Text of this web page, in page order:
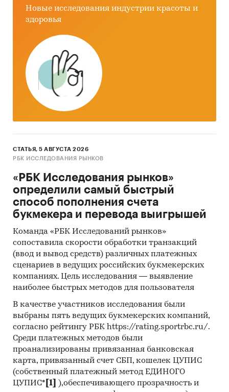
Новые исследования индустрии красоты и
здоровья
СТАТЬЯ, 5 АВГУСТА 2026
РБК ИССЛЕДОВАНИЯ РЫНКОВ
«РБК Исследования рынков»
определили самый быстрый
способ пополнения счета
букмекера и перевода выигрышей
Команда «РБК Исследований рынков»
сопоставила скорости обработки транзакций
(ввод и вывод средств) различных платежных
сценариев в ведущих российских букмекерских
компаниях. Цель исследования — выявление
наиболее быстрых методов для пользователя
В качестве участников исследования были
выбраны пять ведущих букмекерских компаний,
согласно рейтингу РБК https://rating.sportrbc.ru/.
Среди платежных методов были
проанализированы привязанная банковская
карта, привязанный счет СБП, кошелек ЦУПИС
(собственный платежный метод ЕДИНОГО
ЦУПИС* [1]
),обеспечивающего прозрачность и